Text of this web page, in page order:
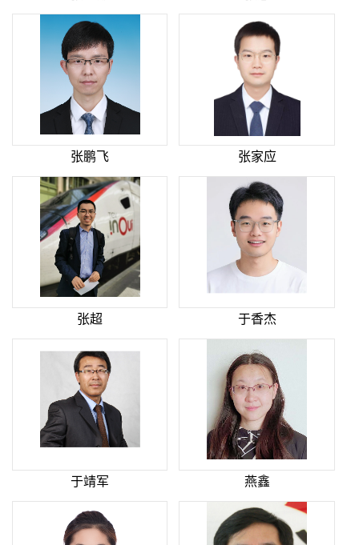
张鹏飞 张家应
张超 于香杰
于靖军 燕鑫